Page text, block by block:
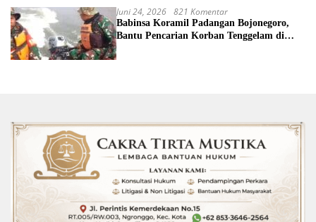
Juni 24, 2026 821 Komentar
Babinsa Koramil Padangan Bojonegoro,
Bantu Pencarian Korban Tenggelam di